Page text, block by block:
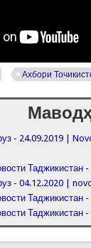
Ахбори
- 24.09.2019 |
Таджикистан -
- 04.12.2020 |
Таджикистан -
Таджикистан -